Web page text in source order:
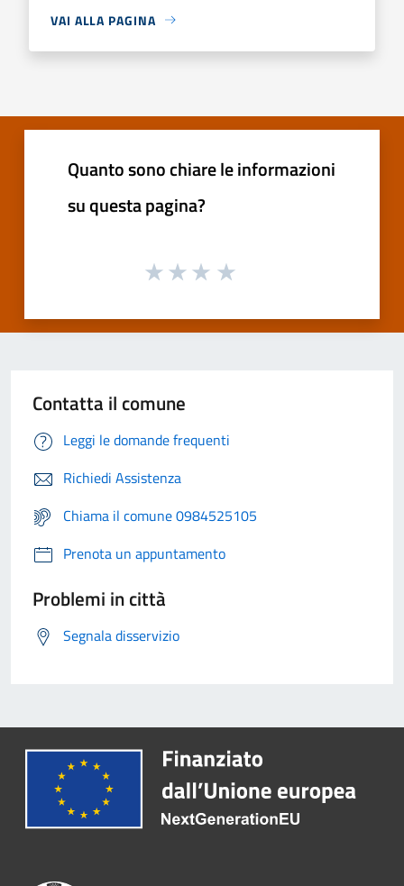
VAI ALLA PAGINA
Quanto sono chiare le informazioni
su questa pagina?
Contatta il comune
Leggi le domande frequenti
Richiedi Assistenza
Chiama il comune 0984525105
Prenota un appuntamento
Problemi in città
Segnala disservizio